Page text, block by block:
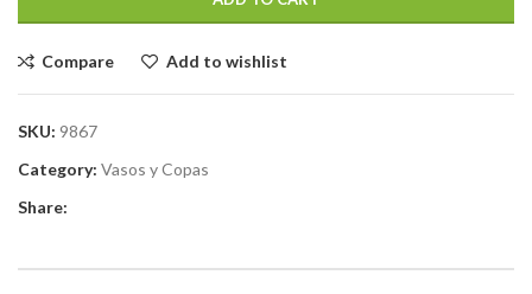
Compare Add to wishlist
SKU: 9867
Category: Vasos y Copas
Share: